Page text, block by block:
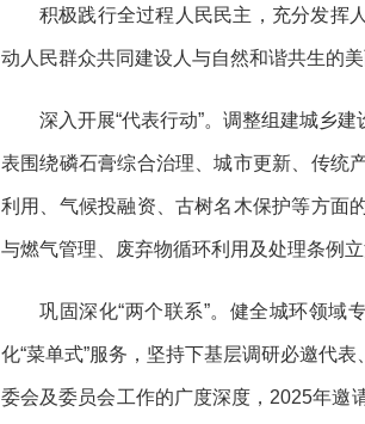
积极践行全过程人民民主，充分发挥
动人民群众共同建设人与自然和谐共生的美
深入开展“代表行动”。调整组建城乡
表围绕磷石膏综合治理、城市更新、传统
利用、气候投融资、古树名木保护等方面
与燃气管理、废弃物循环利用及处理条例
巩固深化“两个联系”。健全城环领域
化“菜单式”服务，坚持下基层调研必邀代
委会及委员会工作的广度深度，2025年邀